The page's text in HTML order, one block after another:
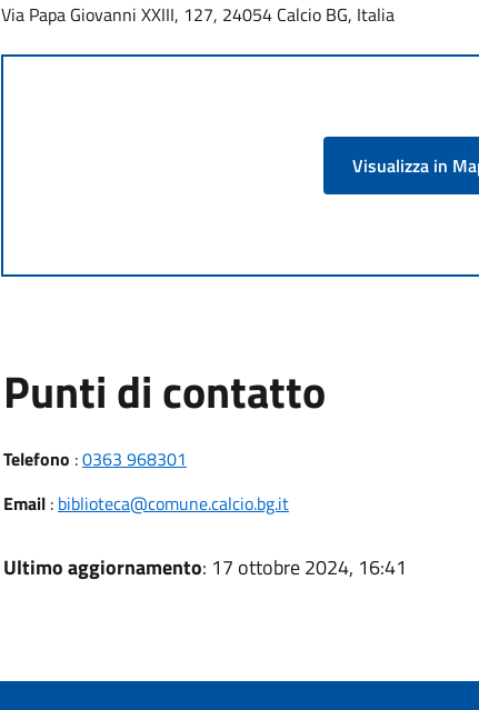
Via Papa Giovanni XXIII, 127, 24054 Calcio BG, Italia
Visualizza in
Punti di contatto
Telefono :0363 968301
Email: biblioteca@comune.calcio.bg.it
Ultimo aggiornamento: 17 ottobre 2024, 16:41